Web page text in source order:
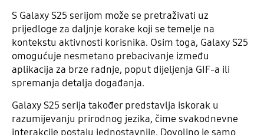
S Galaxy S25 serijom može se pretraživati uz
prijedloge za daljnje korake koji se temelje na
kontekstu aktivnosti korisnika. Osim toga, Galaxy S25
omogućuje nesmetano prebacivanje između
aplikacija za brze radnje, poput dijeljenja GIF-a ili
spremanja detalja događanja.
Galaxy S25 serija također predstavlja iskorak u
razumijevanju prirodnog jezika, čime svakodnevne
interakcije postaju jednostavnije. Dovoljno je samo